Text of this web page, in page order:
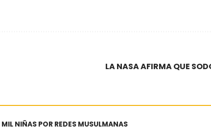
LA NASA AFIRMA QUE
NIÑAS POR REDES MUSULMANAS